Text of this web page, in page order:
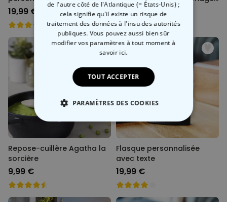
19,99 €
+ Texte
29,99 €
Repose-cuillère Agatha la
sorcière
9,99 €
Flasque personnalisée
avec texte
19,99 €
de l'autre côté de l'Atlantique (= États-Unis) ;
cela signifie qu'il existe un risque de
traitement des données à l'insu des autorités
publiques. Vous pouvez aussi bien sûr
modifier vos paramètres à tout momentà
savoir ici.
TOUT ACCEPTER
PARAMÈTRES DES COOKIES
STRICTEMENT NÉCESSAIRE
PERFORMANCE
COMMERCIALISATION
NON CLASSÉ